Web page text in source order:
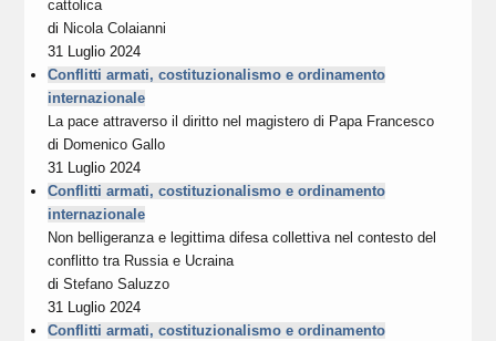
cattolica
di Nicola Colaianni
31 Luglio 2024
Conflitti armati, costituzionalismo e ordinamento
internazionale
La pace attraverso il diritto nel magistero di Papa Francesco
di Domenico Gallo
31 Luglio 2024
Conflitti armati, costituzionalismo e ordinamento
internazionale
Non belligeranza e legittima difesa collettiva nel contesto del
conflitto tra Russia e Ucraina
diStefano Saluzzo
31 Luglio 2024
Conflitti armati, costituzionalismo e ordinamento